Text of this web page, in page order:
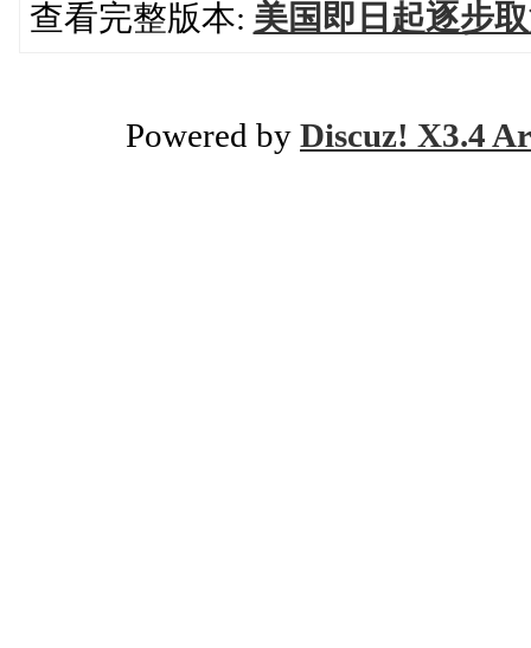
查看完整版本: 美国即日起逐步
Powered by Discuz! X3.4